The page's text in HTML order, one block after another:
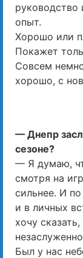
руководство
опыт.
Хорошо или
Покажет
Совсем
хорошо, с
— Днепр
сезоне?
— Я думаю,
смотря на
сильнее. И
и в личных
хочу
Был у нас